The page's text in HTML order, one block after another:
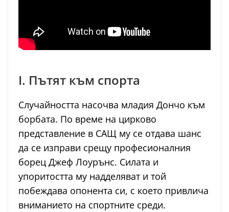
I. Пътят към спорта
Случайността насочва младия Дончо към
борбата. По време на цирково
представление в САЩ му се отдава шанс
да се изправи срещу професионалния
борец Джеф Лоурънс. Силата и
упоритостта му надделяват и той
побеждава опонента си, с което привлича
вниманието на спортните среди.